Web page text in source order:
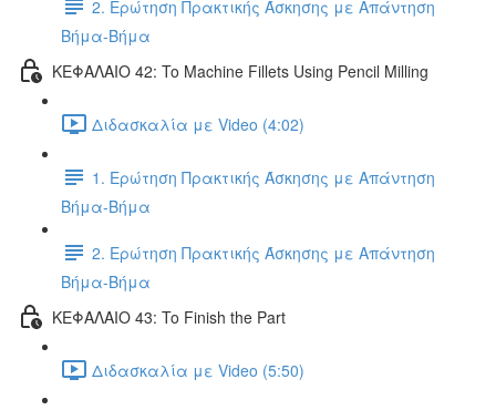
2. Ερώτηση Πρακτικής Άσκησης με Απάντηση
Βήμα-Βήμα
ΚΕΦΑΛΑΙΟ 42: To Machine Fillets Using Pencil Milling
Διδασκαλία με Video (4:02)
1. Ερώτηση Πρακτικής Άσκησης με Απάντηση
Βήμα-Βήμα
2. Ερώτηση Πρακτικής Άσκησης με Απάντηση
Βήμα-Βήμα
ΚΕΦΑΛΑΙΟ 43: To Finish the Part
Διδασκαλία με Video (5:50)